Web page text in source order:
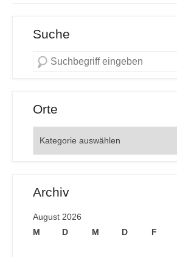
Suche
Orte
Archiv
August 2026
M
D M D F